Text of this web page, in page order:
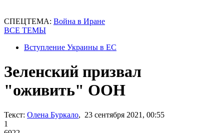
СПЕЦТЕМА: Война в Иране
ВСЕ ТЕМЫ
Вступление Украины в ЕС
Зеленский призвал
"оживить" ООН
Текст: Олена Буркало, 23 сентября 2021, 00:55
1